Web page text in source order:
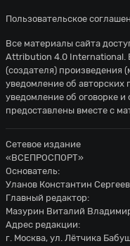
Пользовательское
Все материалы сайта
Attribution 4.0 International.
(создателя) произведения
уведомление об авторских
уведомление об оговорке
предоставлены вместе с
Сетевое издание
«ВСЕПРОСПОРТ»
Основатель:
Уланов Константин
Главный редактор:
Мазурин Виталий
Адрес редакции:
г. Москва, ул. Лётчика